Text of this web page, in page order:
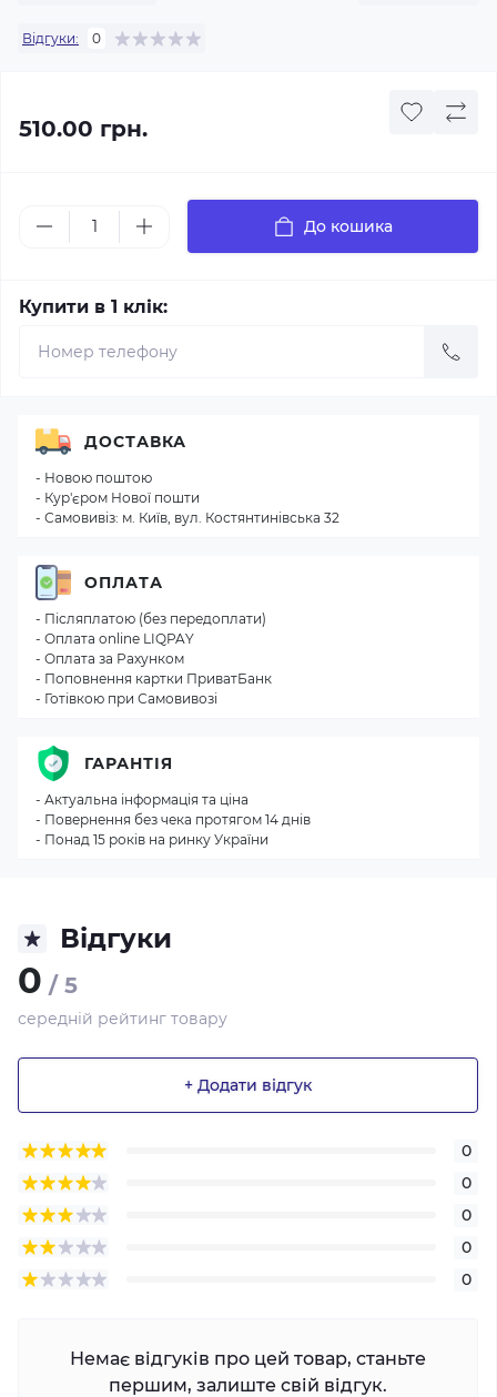
Відгуки: 0
510.00 грн.
До кошика
Купити в 1 клік:
Відгуки
0 / 5
середній рейтинг товару
+ Додати відгук
0
0
0
0
0
Немає відгуків про цей товар, станьте
першим, залиште свій відгук.
ДОСТАВКА
- Новою поштою
- Кур'єром Нової пошти
- Самовивіз: м. Київ, вул. Костянтинівська 32
ОПЛАТА
- Післяплатою (без передоплати)
- Оплата online LIQPAY
- Оплата за Рахунком
- Поповнення картки ПриватБанк
- Готівкою при Самовивозі
ГАРАНТІЯ
- Актуальна інформація та ціна
- Повернення без чека протягом 14 днів
- Понад 15 років на ринку України